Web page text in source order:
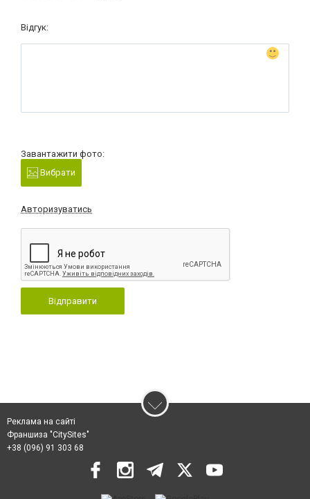
Відгук:
Завантажити фото:
Вибрати
Авторизуватись
Відправити
Реклама на сайті
Франшиза "CitySites"
+38 (096) 91 303 68